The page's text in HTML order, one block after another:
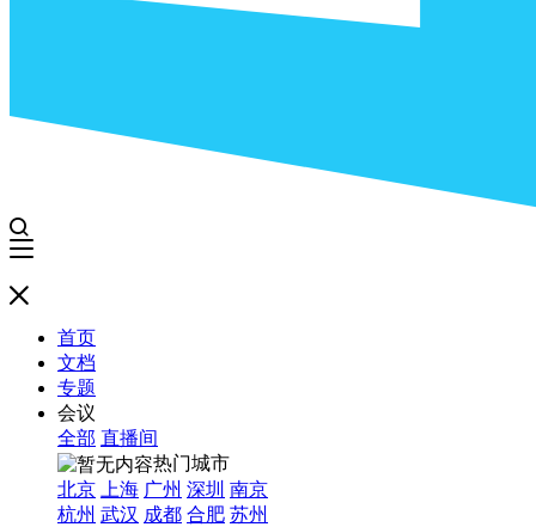
首页
文档
专题
会议
全部 直播间
热门城市
北京
上海 广州 深圳 南京
杭州 武汉 成都 合肥 苏州